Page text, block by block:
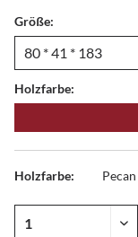
Größe:
Holzfarbe:
Holzfarbe: Pecan